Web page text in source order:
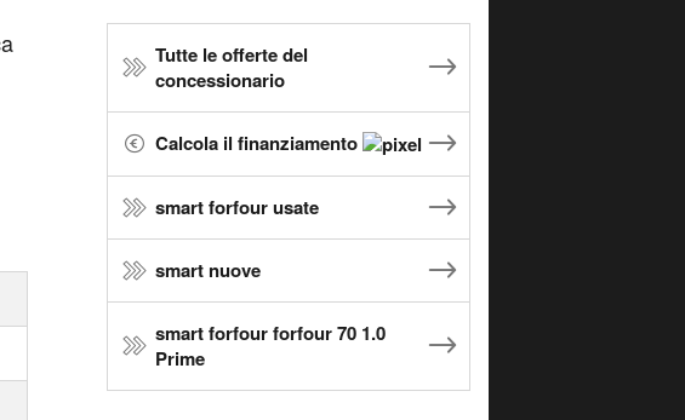
Tutte le offerte del
concessionario
Calcola il finanziamento
smart forfour usate
smart nuove
smart forfour forfour 70 1.0
Prime